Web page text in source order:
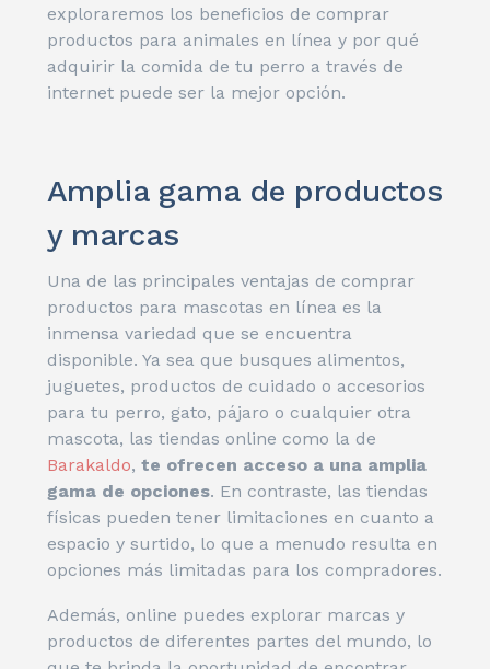
exploraremos los beneficios de comprar
productos para animales en línea y por qué
adquirir la comida de tu perro a través de
internet puede ser la mejor opción.
Amplia gama de productos
y marcas
Una de las principales ventajas de comprar
productos para mascotas en línea es la
inmensa variedad que se encuentra
disponible. Ya sea que busques alimentos,
juguetes, productos de cuidado o accesorios
para tu perro, gato, pájaro o cualquier otra
mascota, las tiendas online como la de
Barakaldo, te ofrecen acceso a una amplia
gama de opciones. En contraste, las tiendas
físicas pueden tener limitaciones en cuanto a
espacio y surtido, lo que a menudo resulta en
opciones más limitadas para los compradores.
Además, online puedes explorar marcas y
productos de diferentes partes del mundo, lo